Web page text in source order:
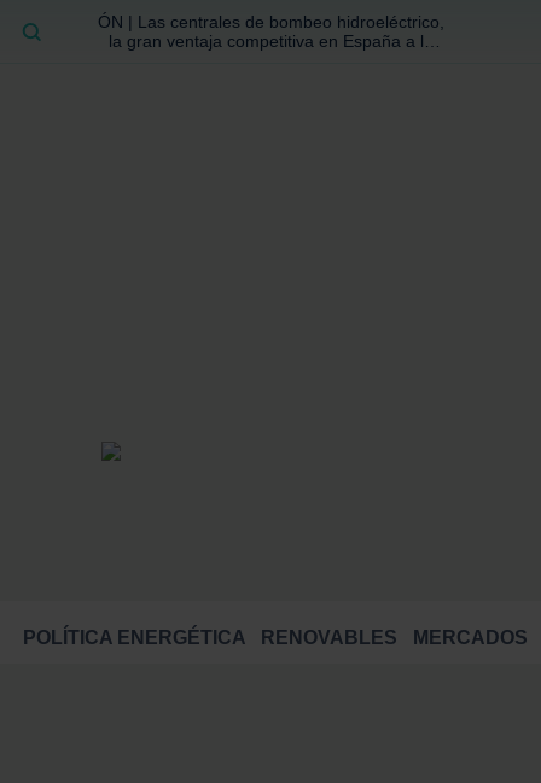
ÓN | Las centrales de bombeo hidroeléctrico,
la gran ventaja competitiva en España a la
POLÍTICA ENERGÉTICA RENOVABLES MERCADOS
BUSCAR